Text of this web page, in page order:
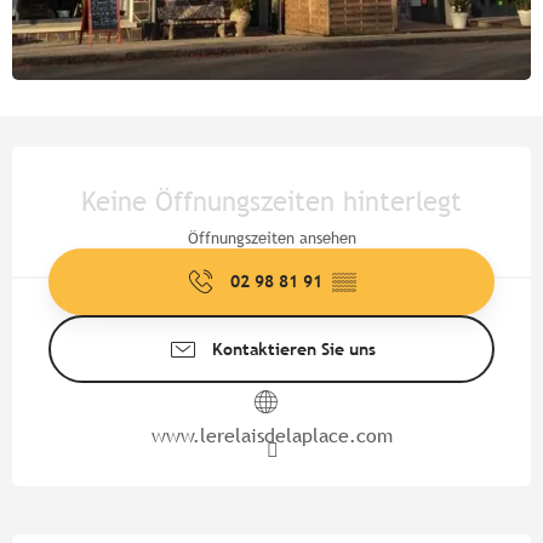
Keine Öffnungszeiten hinterlegt
Öffnungszeiten ansehen
02 98 81 91 ▒▒
Kontaktieren Sie uns
www.lerelaisdelaplace.com